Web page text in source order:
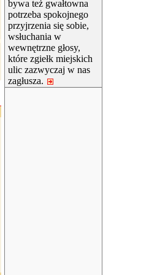
bywa też gwałtowna
potrzeba spokojnego
przyjrzenia się sobie,
wsłuchania w
wewnętrzne głosy,
które zgiełk miejskich
ulic zazwyczaj w nas
zagłusza.